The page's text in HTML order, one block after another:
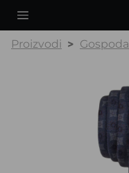
Proizvodi Gospoda